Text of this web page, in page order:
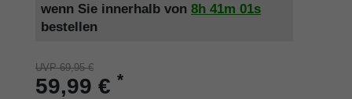
wenn Sie innerhalb von 8h 41m 01s
bestellen
UVP 69,95 €
59,99 € *